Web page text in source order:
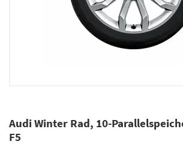
Audi Winter Rad, 10-
F5